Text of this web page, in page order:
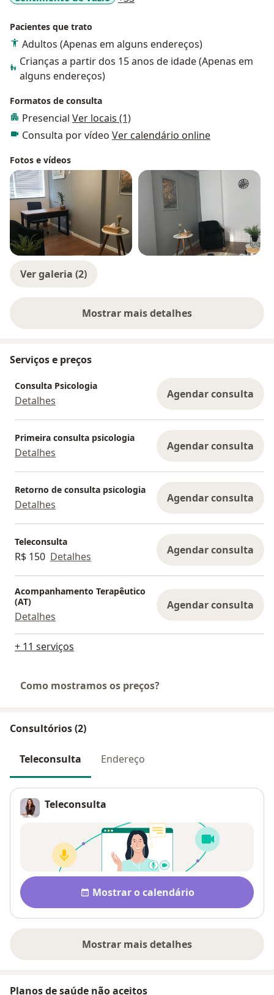
Pacientes que trato
Adultos (Apenas em alguns endereços)
Crianças a partir dos 15 anos de idade (Apenas em
alguns endereços)
Formatos de consulta
Presencial Ver locais (1)
Consulta por vídeo Ver calendário online
Fotos e vídeos
Ver galeria (2)
Mostrar mais detalhes
sobre a experiência
Serviços e preços
Consulta Psicologia
Detalhes Agendar consulta
Primeira consulta psicologia
Detalhes Agendar consulta
Retorno de consulta psicologia
Detalhes Agendar consulta
Teleconsulta
R$ 150 Detalhes Agendar consulta
Acompanhamento Terapêutico
(AT)
Detalhes
Agendar consulta
+ 11 serviços
Como mostramos os preços?
Consultórios (2)
Teleconsulta Endereço
Teleconsulta
Disponibilidade
Mostrar o calendário
Mostrar mais detalhes
sobre o endereço
Planos de saúde não aceitos